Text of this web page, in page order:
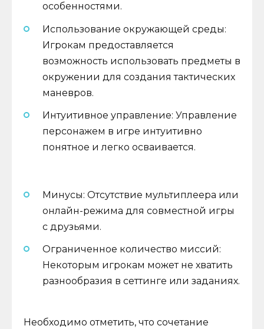
особенностями.
Использование окружающей среды:
Игрокам предоставляется
возможность использовать предметы в
окружении для создания тактических
маневров.
Интуитивное управление: Управление
персонажем в игре интуитивно
понятное и легко осваивается.
Минусы: Отсутствие мультиплеера или
онлайн-режима для совместной игры
с друзьями.
Ограниченное количество миссий:
Некоторым игрокам может не хватить
разнообразия в сеттинге или заданиях.
Необходимо отметить, что сочетание